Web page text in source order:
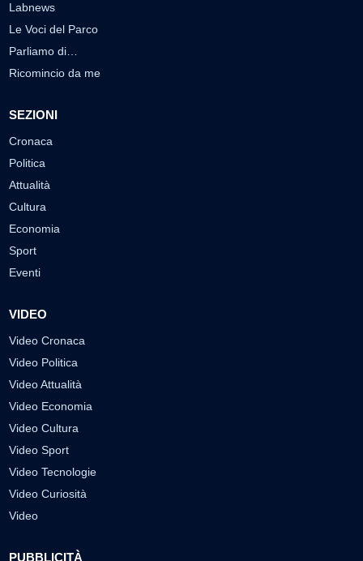
Labnews
Le Voci del Parco
Parliamo di…
Ricomincio da me
SEZIONI
Cronaca
Politica
Attualità
Cultura
Economia
Sport
Eventi
VIDEO
Video Cronaca
Video Politica
Video Attualità
Video Economia
Video Cultura
Video Sport
Video Tecnologie
Video Curiosità
Video
PUBBLICITÀ